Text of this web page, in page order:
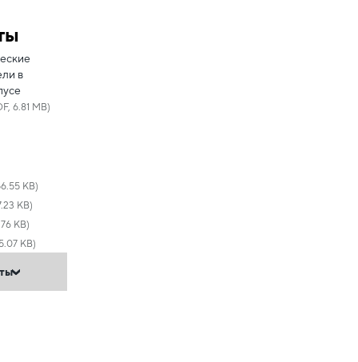
в
6.81 MB)
KB)
KB)
KB)
KB)